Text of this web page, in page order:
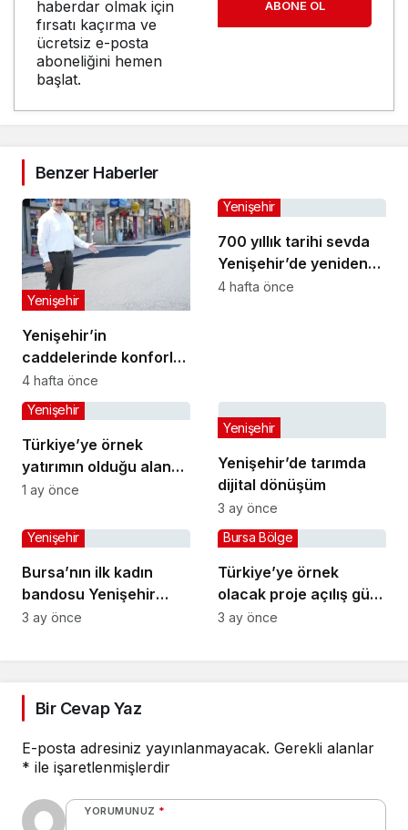
haberdar olmak için
fırsatı kaçırma ve
ücretsiz e-posta
aboneliğini hemen
başlat.
ABONE OL
Benzer Haberler
Yenişehir’in
caddelerinde konforlu
yolculuk
Yenişehir
4 hafta önce
700 yıllık tarihi sevda
Yenişehir’de yeniden
hayat buldu
Yenişehir
4 hafta önce
Türkiye’ye örnek
yatırımın olduğu alana
jandarma karakolu
Yenişehir
1 ay önce
Yenişehir’de tarımda
dijital dönüşüm
Yenişehir
3 ay önce
Bursa’nın ilk kadın
bandosu Yenişehir
sokaklarında
Yenişehir
3 ay önce
Türkiye’ye örnek
olacak proje açılış gün
sayıyor
Bursa Bölge
3 ay önce
Bir Cevap Yaz
E-posta adresiniz yayınlanmayacak. Gerekli alanlar
* ile işaretlenmişlerdir
YORUMUNUZ *